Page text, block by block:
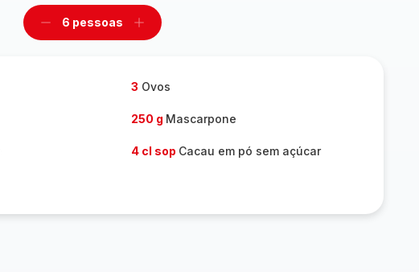
-
Remover
6 pessoas
Adicionar
3 Ovos
250 g Mascarpone
4 cl sop Cacau em pó sem açúcar